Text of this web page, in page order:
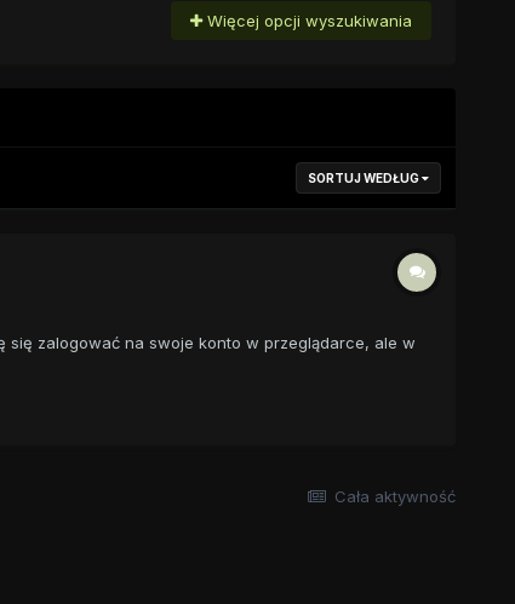
Więcej opcji wyszukiwania
SORTUJ WEDŁUG
się zalogować na swoje konto w przeglądarce, ale w
Cała aktywność